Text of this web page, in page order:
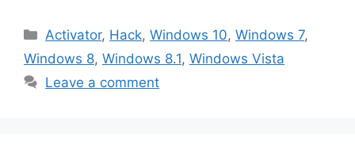
Categories
Activator, Hack,Windows 10,Windows 7,
Windows 8, Windows 8.1, Windows Vista
Leave a comment